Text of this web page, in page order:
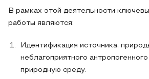
В рамках этой деятельности
работы являются:
Идентификация источника,
неблагоприятного
природную среду.